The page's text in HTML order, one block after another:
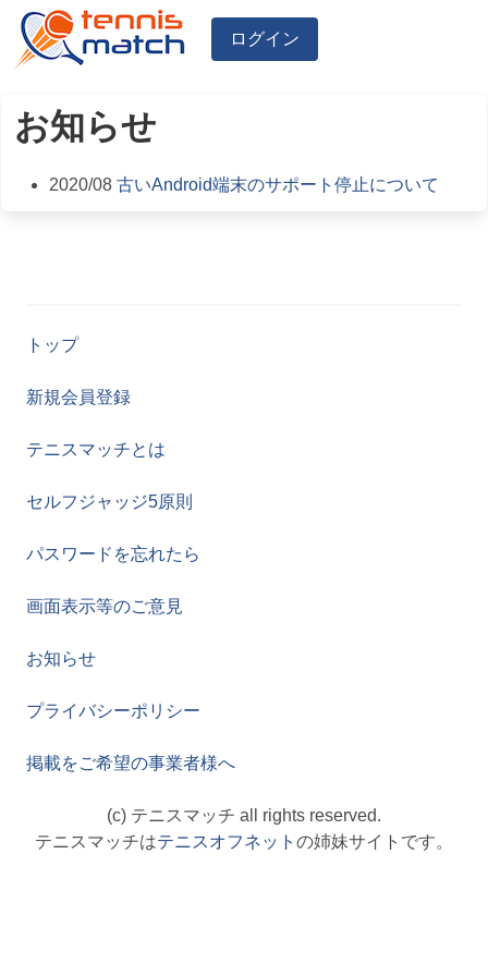
ログイン
お知らせ
2020/08 古いAndroid端末のサポート停止について
トップ
新規会員登録
テニスマッチとは
セルフジャッジ5原則
パスワードを忘れたら
画面表示等のご意見
お知らせ
プライバシーポリシー
掲載をご希望の事業者様へ
(c) テニスマッチ all rights reserved.
テニスマッチはテニスオフネット の姉妹サイトです。